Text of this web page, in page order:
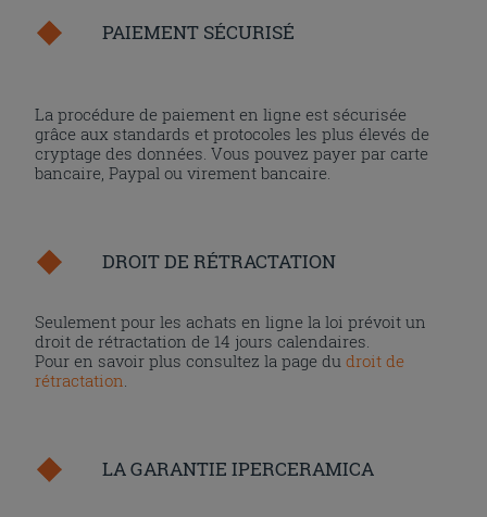
PAIEMENT SÉCURISÉ
La procédure de paiement en ligne est sécurisée
grâce aux standards et protocoles les plus élevés de
cryptage des données. Vous pouvez payer par carte
bancaire, Paypal ou virement bancaire.
DROIT DE RÉTRACTATION
Seulement pour les achats en ligne la loi prévoit un
droit de rétractation de 14 jours calendaires.
Pour en savoir plus consultez la page dudroit de
rétractation.
LA GARANTIE IPERCERAMICA